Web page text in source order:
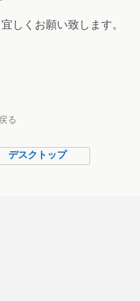
しくお願い致します。
る
デスクトップ